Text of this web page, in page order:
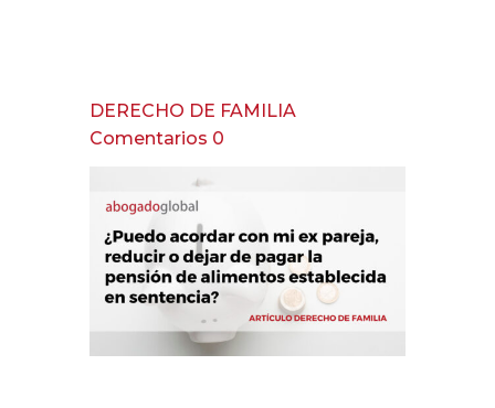
DERECHO DE FAMILIA
Comentarios 0